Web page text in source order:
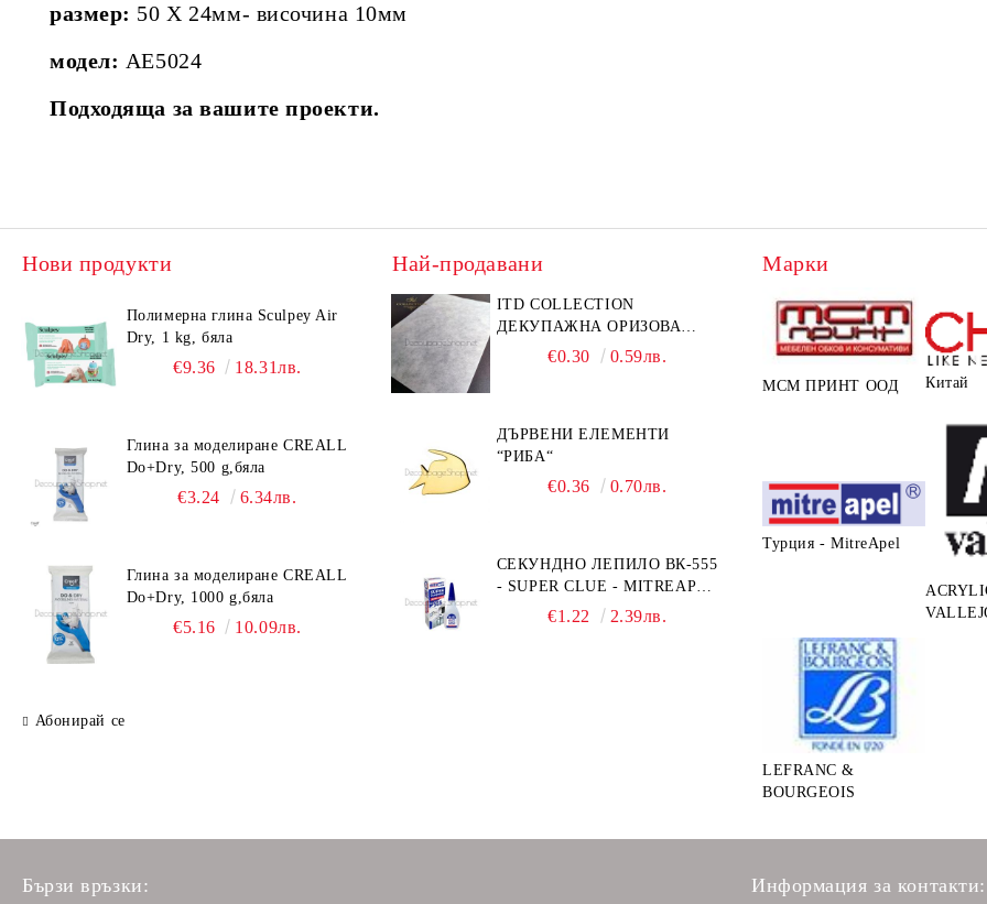
размер: 50 Х 24мм- височина 10мм
модел: AE5024
Подходяща за вашите проекти.
Нови продукти
Полимерна глина Sculpey Air
Dry, 1 kg, бяла
€9.36 18.31лв.
Глина за моделиране CREALL
Do+Dry, 500 g,бяла
€3.24 6.34лв.
Глина за моделиране CREALL
Do+Dry, 1000 g,бяла
€5.16 10.09лв.
Абонирай се
Най-продавани
ITD COLLECTION
ДЕКУПАЖНА ОРИЗОВА
ХАРТИЯ А5 БЯЛА - RC044
€0.30 0.59лв.
ДЪРВЕНИ ЕЛЕМЕНТИ
“РИБА“
€0.36 0.70лв.
СЕКУНДНО ЛЕПИЛО ВК-555
- SUPER CLUE - MITREAPEL
€1.22 2.39лв.
Марки
МСМ ПРИНТ ООД Китай
Турция - MitreApel
LEFRANC &
BOURGEOIS
Бързи връзки: Информация за контакти: